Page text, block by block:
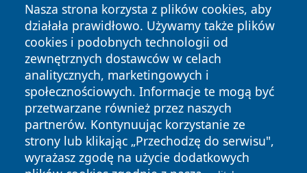
Nasza strona korzysta z plików cookies, aby
działała prawidłowo. Używamy także plików
cookies i podobnych technologii od
zewnętrznych dostawców w celach
analitycznych, marketingowych i
społecznościowych. Informacje te mogą być
przetwarzane również przez naszych
partnerów. Kontynuując korzystanie ze
strony lub klikając „Przechodzę do serwisu",
wyrażasz zgodę na użycie dodatkowych
Copyright © 2026 infolomza.pl Wszystkie prawa zastrzeżone.
News Autorzy
Polityka
Polityka